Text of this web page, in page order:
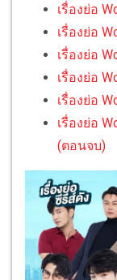
เรื่องย่อ
เรื่องย่อ
เรื่องย่อ
เรื่องย่อ
เรื่องย่อ
เรื่องย่อ
(ตอนจบ)